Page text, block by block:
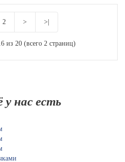
2 > >|
из 20 (всего 2 страниц)
нас есть